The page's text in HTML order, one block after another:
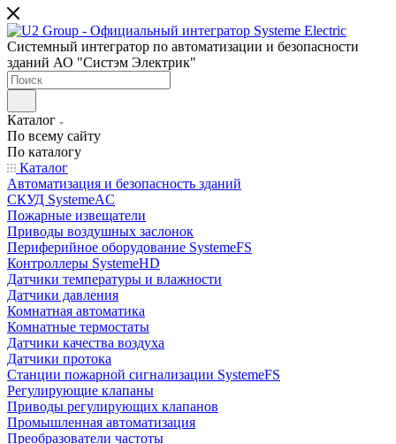
Системный интегратор по автоматизации и безопасности
зданий АО "Систэм Электрик"
Каталог
По всему сайту
По каталогу
Каталог
Автоматизация и безопасность зданий
СКУД SystemeAC
Пожарные извещатели
Приводы воздушных заслонок
Периферийное оборудование SystemeFS
Контроллеры SystemeHD
Датчики температуры и влажности
Датчики давления
Комнатная автоматика
Комнатные термостаты
Датчики качества воздуха
Датчики протока
Станции пожарной сигнализации SystemeFS
Регулирующие клапаны
Приводы регулирующих клапанов
Промышленная автоматизация
Преобразователи частоты